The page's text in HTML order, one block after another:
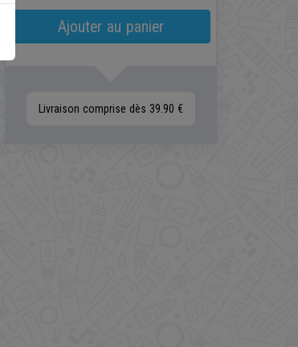
Ajouter au panier
Livraison comprise dès 39.90 €